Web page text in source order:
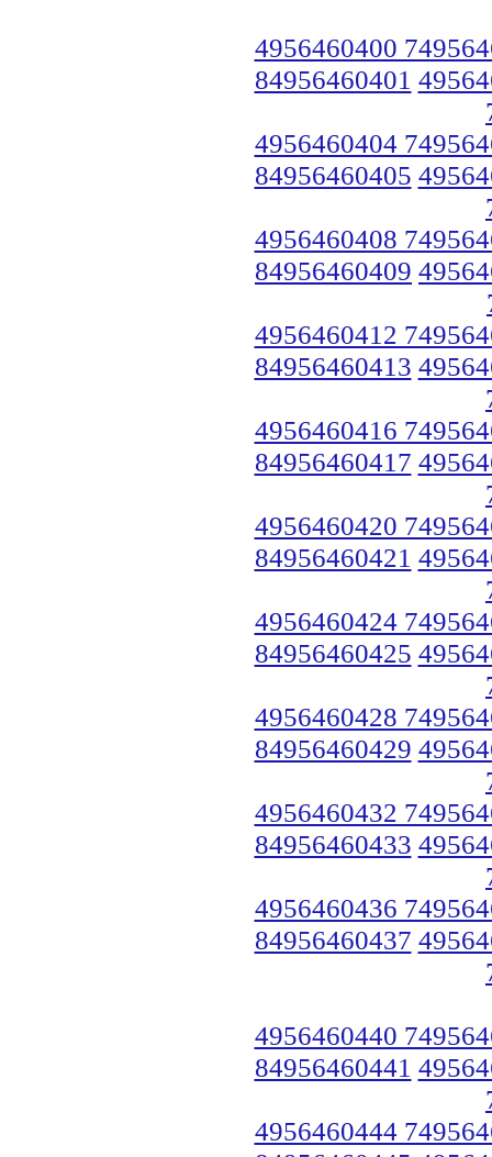
4956460400
84956460401
4956460404
84956460405
4956460408
84956460409
4956460412
84956460413
4956460416
84956460417
4956460420
84956460421
4956460424
84956460425
4956460428
84956460429
4956460432
84956460433
4956460436
84956460437
4956460440
84956460441
4956460444